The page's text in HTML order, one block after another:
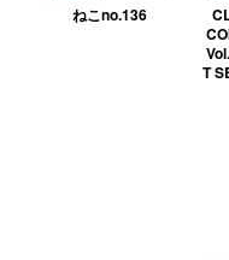
ねこno.136
T